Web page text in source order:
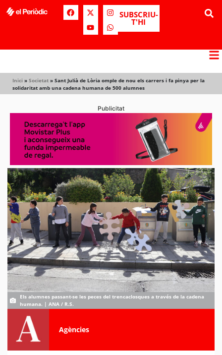
SUBSCRIU-
T'HI
Inici » Societat » Sant Julià de Lòria omple de nou els carrers i fa pinya per la
solidaritat amb una cadena humana de 500 alumnes
Publicitat
Els alumnes passant-se les peces del trencaclosques a través de la cadena
humana. | ANA / R.S.
Agències